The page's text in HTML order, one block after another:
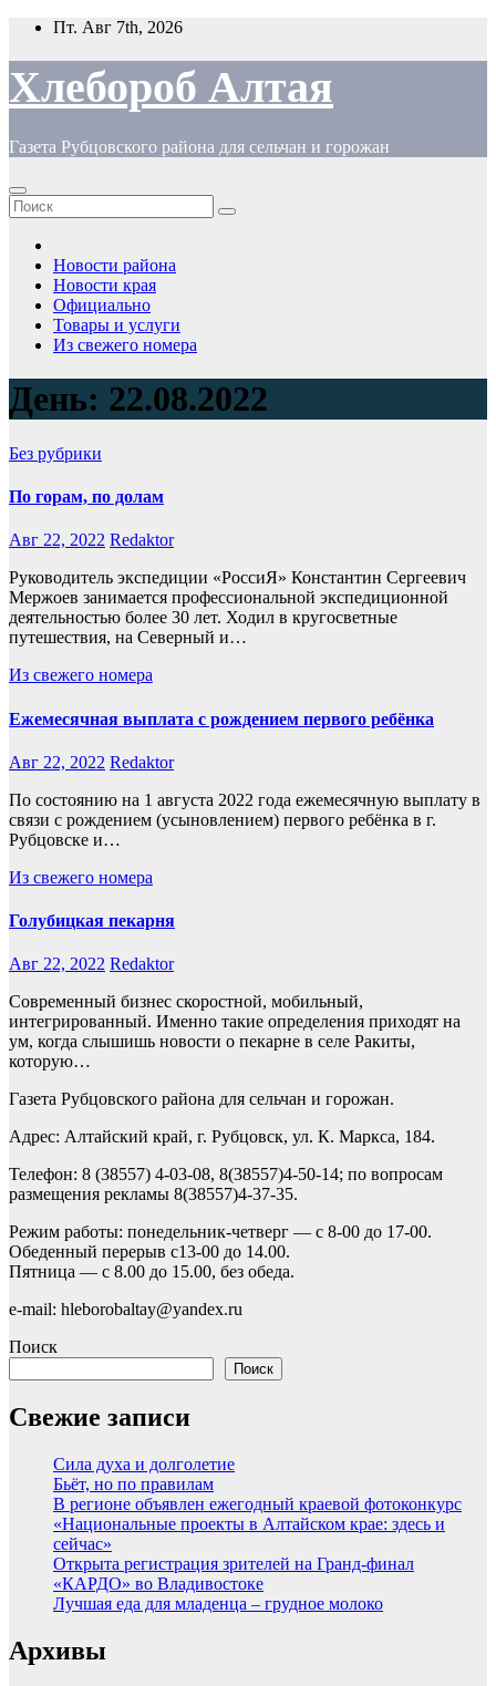
Перейти
содержимому
Пт. Авг 7th, 2026
Хлебороб Алтая
Газета Рубцовского района для сельчан и горожан
Новости района
Новости края
Официально
Товары и услуги
Из свежего номера
День: 22.08.2022
Без рубрики
По горам, по долам
Авг 22, 2022 Redaktor
Руководитель экспедиции «РоссиЯ» Константин Сергеевич
Мержоев занимается профессиональной экспедиционной
деятельностью более 30 лет. Ходил в кругосветные
путешествия, на Северный и…
Из свежего номера
Ежемесячная выплата с рождением первого ребёнка
Авг 22, 2022 Redaktor
По состоянию на 1 августа 2022 года ежемесячную выплату в
связи с рождением (усыновлением) первого ребёнка в г.
Рубцовске и…
Из свежего номера
Голубицкая пекарня
Авг 22, 2022 Redaktor
Современный бизнес скоростной, мобильный,
интегрированный. Именно такие определения приходят на
ум, когда слышишь новости о пекарне в селе Ракиты,
которую…
Газета Рубцовского района для сельчан и горожан.
Адрес: Алтайский край, г. Рубцовск, ул. К. Маркса, 184.
Телефон: 8 (38557) 4-03-08, 8(38557)4-50-14; по вопросам
размещения рекламы 8(38557)4-37-35.
Режим работы: понедельник-четверг — с 8-00 до 17-00.
Обеденный перерыв с13-00 до 14.00.
Пятница — с 8.00 до 15.00, без обеда.
e-mail: hleborobaltay@yandex.ru
Поиск
Поиск
Свежие записи
Сила духа и долголетие
Бьёт, но по правилам
В регионе объявлен ежегодный краевой фотоконкурс
«Национальные проекты в Алтайском крае: здесь и
сейчас»
Открыта регистрация зрителей на Гранд-финал
«КАРДО» во Владивостоке
Лучшая еда для младенца – грудное молоко
Архивы